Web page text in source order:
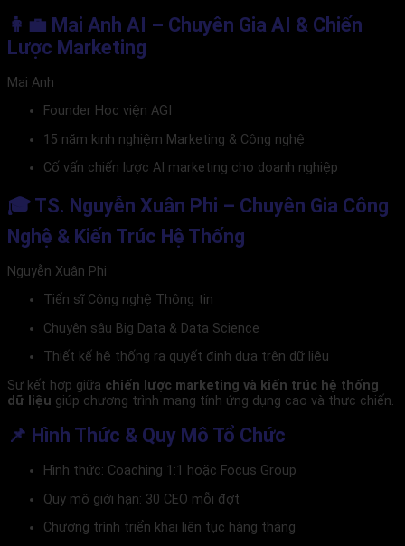
👩‍💼 Mai Anh AI – Chuyên Gia AI & Chiến
Lược Marketing
Mai Anh
Founder Học viện AGI
15 năm kinh nghiệm Marketing & Công nghệ
Cố vấn chiến lược AI marketing cho doanh nghiệp
🎓 TS. Nguyễn Xuân Phi – Chuyên Gia Công
Nghệ & Kiến Trúc Hệ Thống
Nguyễn Xuân Phi
Tiến sĩ Công nghệ Thông tin
Chuyên sâu Big Data & Data Science
Thiết kế hệ thống ra quyết định dựa trên dữ liệu
Sự kết hợp giữa chiến lược marketing và kiến trúc hệ thống
dữ liệu giúp chương trình mang tính ứng dụng cao và thực chiến.
📌 Hình Thức & Quy Mô Tổ Chức
Hình thức: Coaching 1:1 hoặc Focus Group
Quy mô giới hạn: 30 CEO mỗi đợt
Chương trình triển khai liên tục hàng tháng